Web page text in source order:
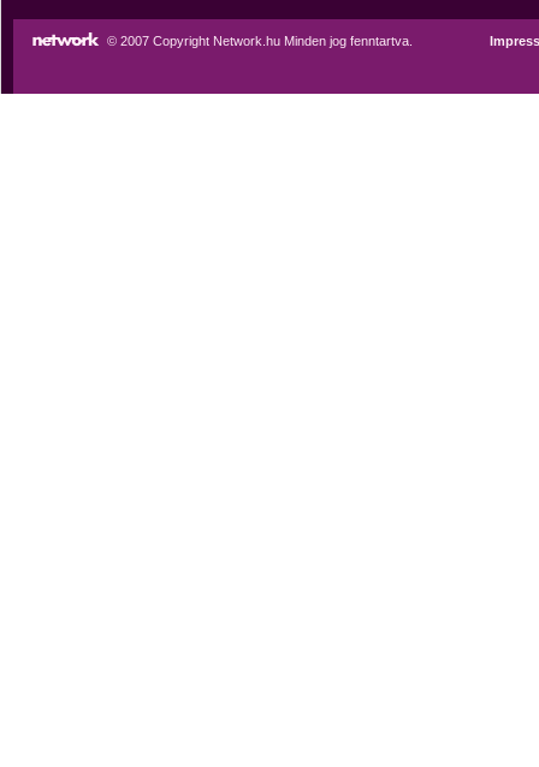
© 2007 Copyright Network.hu Minden jog fenntartva.